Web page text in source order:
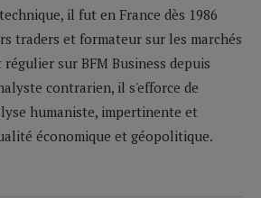
il fut en France dès 1986
traders et formateur sur les marchés
sur BFM Business depuis
contrarien, il s'efforce de
humaniste, impertinente et
économique et géopolitique.